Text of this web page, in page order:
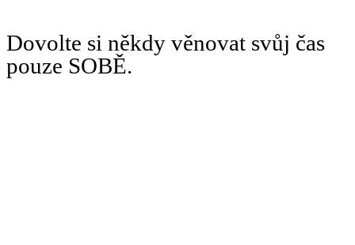
Dovolte si někdy věnovat svůj čas
pouze SOBĚ.